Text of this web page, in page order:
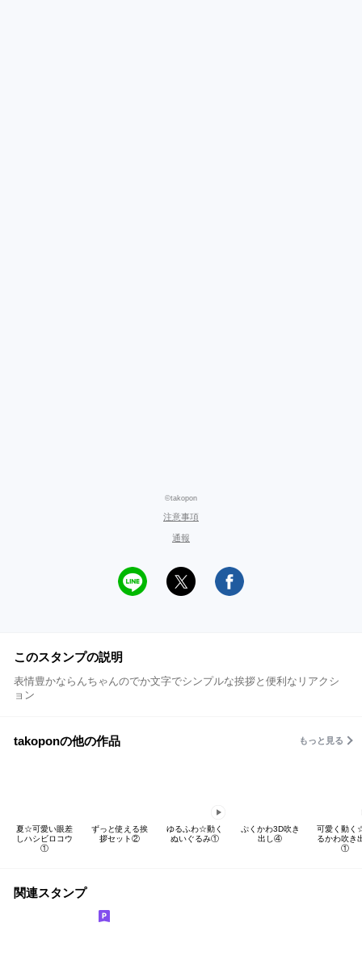
©takopon
注意事項
通報
このスタンプの説明
表情豊かならんちゃんのでか文字でシンプルな挨拶と便利なリアクシ
ョン
takoponの他の作品 もっと見る
夏☆可愛い眼差
しハシビロコウ
①
ずっと使える挨
拶セット②
ゆるふわ☆動く
ぬいぐるみ①
ぷくかわ3D吹き
出し④
可愛く動く
るかわ吹き
①
関連スタンプ